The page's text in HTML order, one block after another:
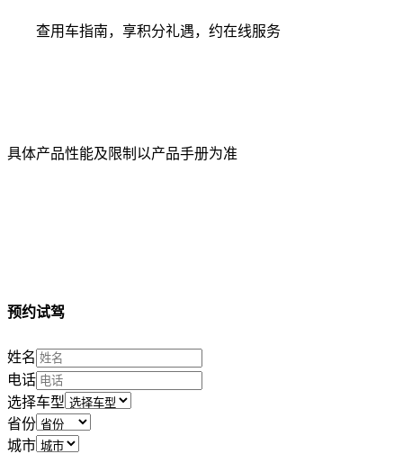
查用车指南，享积分礼遇，约在线服务
具体产品性能及限制以产品手册为准
预约试驾
姓名
电话
选择车型
省份
城市